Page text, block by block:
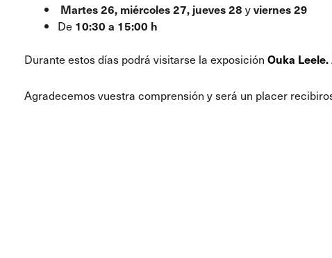
Martes 26, miércoles 27, jueves 28 yviernes 29
De 10:30 a 15:00 h
Durante estos días podrá visitarse la exposición Ouka Leele.
Agradecemos vuestra comprensión y será un placer